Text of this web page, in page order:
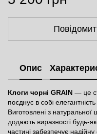
Опис
Клоги чорні GRAIN — це
поєднує в собі
Виготовлені з натуральної
додають виразності будь-
частині забезпечує